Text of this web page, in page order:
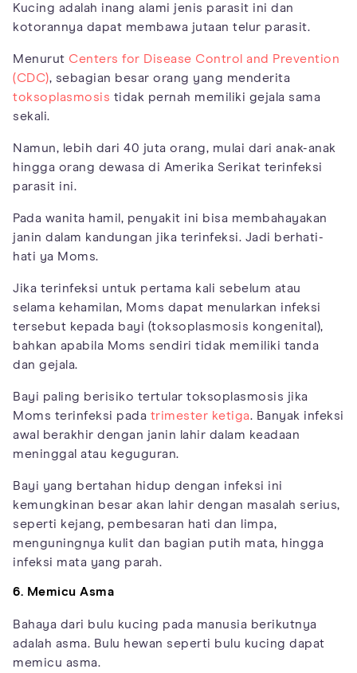
Kucing adalah inang alami jenis parasit ini dan
kotorannya dapat membawa jutaan telur parasit.
Menurut Centers for Disease Control and Prevention
(CDC), sebagian besar orang yang menderita
toksoplasmosis tidak pernah memiliki gejala sama
sekali.
Namun, lebih dari 40 juta orang, mulai dari anak-anak
hingga orang dewasa di Amerika Serikat terinfeksi
parasit ini.
Pada wanita hamil, penyakit ini bisa membahayakan
janin dalam kandungan jika terinfeksi. Jadi berhati-
hati ya Moms.
Jika terinfeksi untuk pertama kali sebelum atau
selama kehamilan, Moms dapat menularkan infeksi
tersebut kepada bayi (toksoplasmosis kongenital),
bahkan apabila Moms sendiri tidak memiliki tanda
dan gejala.
Bayi paling berisiko tertular toksoplasmosis jika
Moms terinfeksi pada trimester ketiga. Banyak infeksi
awal berakhir dengan janin lahir dalam keadaan
meninggal atau keguguran.
Bayi yang bertahan hidup dengan infeksi ini
kemungkinan besar akan lahir dengan masalah serius,
seperti kejang, pembesaran hati dan limpa,
menguningnya kulit dan bagian putih mata, hingga
infeksi mata yang parah.
6. Memicu Asma
Bahaya dari bulu kucing pada manusia berikutnya
adalah asma. Bulu hewan seperti bulu kucing dapat
memicu asma.